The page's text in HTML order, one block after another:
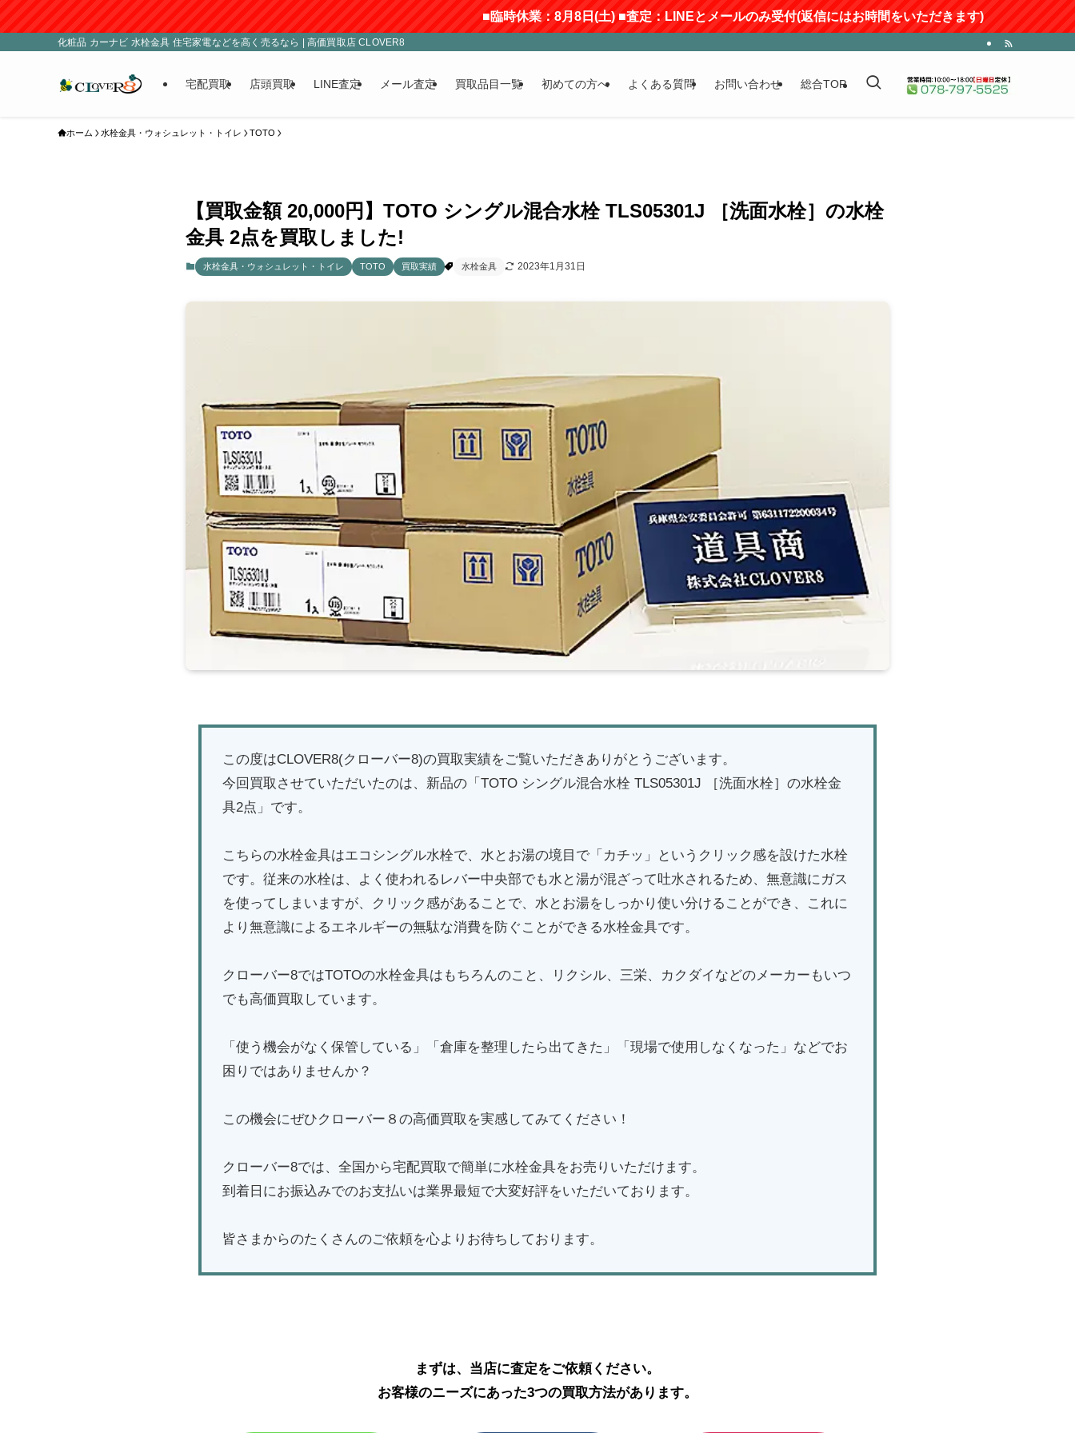
■臨時休業：8月8日(土) ■査定：LINEとメールのみ受付(返信にはお時間をいただきます)
化粧品 カーナビ 水栓金具 住宅家電などを高く売るなら | 高価買取店 CLOVER8
宅配買取 店頭買取 LINE査定 メール査定 買取品目一覧 初めての方へ よくある質問 お問い合わせ 総合TOP
ホーム 水栓金具・ウォシュレット・トイレ TOTO
【買取金額 20,000円】TOTO シングル混合水栓 TLS05301J ［洗面水栓］の水栓
金具 2点を買取しました!
水栓金具・ウォシュレット・トイレ TOTO 買取実績 水栓金具 2023年1月31日
この度はCLOVER8(クローバー8)の買取実績をご覧いただきありがとうございます。
今回買取させていただいたのは、新品の「TOTO シングル混合水栓 TLS05301J ［洗面水栓］の水栓金
具2点」です。
こちらの水栓金具はエコシングル水栓で、水とお湯の境目で「カチッ」というクリック感を設けた水栓
です。従来の水栓は、よく使われるレバー中央部でも水と湯が混ざって吐水されるため、無意識にガス
を使ってしまいますが、クリック感があることで、水とお湯をしっかり使い分けることができ、これに
より無意識によるエネルギーの無駄な消費を防ぐことができる水栓金具です。
クローバー8ではTOTOの水栓金具はもちろんのこと、リクシル、三栄、カクダイなどのメーカーもいつ
でも高価買取しています。
「使う機会がなく保管している」「倉庫を整理したら出てきた」「現場で使用しなくなった」などでお
困りではありませんか？
この機会にぜひクローバー８の高価買取を実感してみてください！
クローバー8では、全国から宅配買取で簡単に水栓金具をお売りいただけます。
到着日にお振込みでのお支払いは業界最短で大変好評をいただいております。
皆さまからのたくさんのご依頼を心よりお待ちしております。
まずは、当店に査定をご依頼ください。
お客様のニーズにあった3つの買取方法があります。